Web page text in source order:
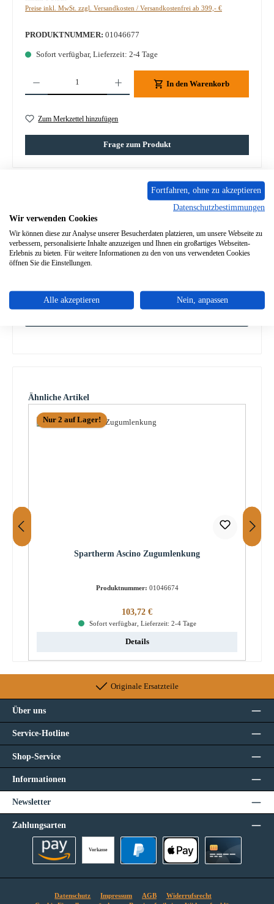
Preise inkl. MwSt. zzgl. Versandkosten / Versandkostenfrei ab 399,- €
PRODUKTNUMMER: 01046677
Sofort verfügbar, Lieferzeit: 2-4 Tage
In den Warenkorb
Zum Merkzettel hinzufügen
Frage zum Produkt
Beschreibung
Original Türfeder rechts für den Kaminofen Spartherm Ascino
SmartClose Feder rechts Spartherm Ascino Türfeder rechts Ec…
Mehr
Angaben zur Produktsicherheit
Produktgalerie überspringen
Ähnliche Artikel
Nur 2 auf Lager!
Spartherm Ascino Zugumlenkung
Produktnummer: 01046674
Regulärer Preis:
103,72 €
Sofort verfügbar, Lieferzeit: 2-4 Tage
Details
Originale Ersatzteile
Über uns
Service-Hotline
Shop-Service
Informationen
Newsletter
Zahlungsarten
Vorkasse
Datenschutz Impressum AGB
Widerrufsrecht
Fortfahren, ohne zu akzeptieren
Datenschutzbestimmungen
Wir verwenden Cookies
Wir können diese zur Analyse unserer Besucherdaten platzieren, um unsere Webseite zu
verbessern, personalisierte Inhalte anzuzeigen und Ihnen ein großartiges Webseiten-
Erlebnis zu bieten. Für weitere Informationen zu den von uns verwendeten Cookies
öffnen Sie die Einstellungen.
Alle akzeptieren Nein, anpassen